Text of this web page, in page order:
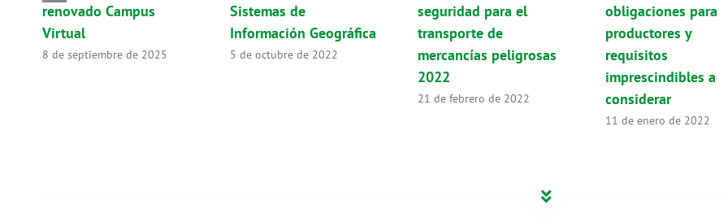
renovado Campus
Virtual
8 de septiembre de 2025
Sistemas de
Información Geográfica
5 de octubre de 2022
seguridad para el
transporte de
mercancías peligrosas
2022
21 de febrero de 2022
obligaciones para
productores y
requisitos
imprescindibles a
considerar
11 de enero de 2022